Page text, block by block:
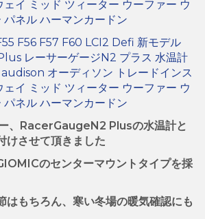
、RacerGaugeN2 Plusの水温計と
けさせて頂きました
のセンターマウントタイプを採
はもちろん、寒い冬場の暖気確認にも